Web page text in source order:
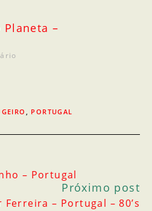
Planeta –
PORTUGAL
– Portugal
Próximo post
– Portugal – 80’s